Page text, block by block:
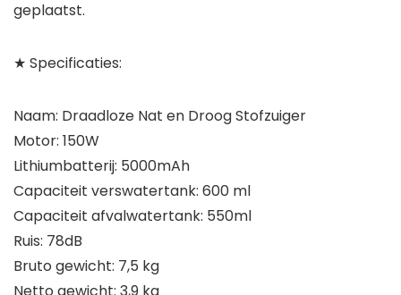
geplaatst.
★ Specificaties:
Naam: Draadloze Nat en Droog Stofzuiger
Motor: 150W
Lithiumbatterij: 5000mAh
Capaciteit verswatertank: 600 ml
Capaciteit afvalwatertank: 550ml
Ruis: 78dB
Bruto gewicht: 7,5 kg